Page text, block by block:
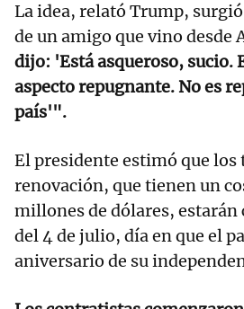
La idea, relató Trump,
de un amigo que vino desde
dijo: 'Está asqueroso, sucio.
aspecto repugnante. No es
país'".
El presidente estimó que los
renovación, que tienen un
millones de dólares, estarán
del 4 de julio, día en que el
aniversario de su